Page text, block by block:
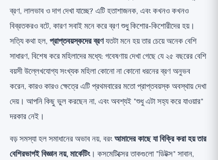
টপিকাল চিকিৎসার ভিত্তিপ্রস্তর যা সত্যিই কাজ করে (🟢)
কিভাবে ব্যবহার করবেন যাতে ত্বক শুষ্ক না হয়
মহিলাদের হরমোনজনিত ব্রণ: ডাক্তারের মাধ্যমে বিকল্প (🟢)
খাদ্যাভ্যাস এবং জীবনযাত্রা: সত্যই কী জানা যায়, সৎভাবে
(🟡)
গুরুতর সিস্টিক ব্রণ এবং আইসোট্রেটিনোইন: সম্পূর্ণ সৎভাবে
(শুধুমাত্র চর্মরোগ বিশেষজ্ঞের মাধ্যমে)
সারসংক্ষেপ এবং কর্ম তালিকা
ব্রণ, লালভাব ও দাগ দেখা যাচ্ছে? এটি হতাশাজনক, এবং কখনও কখনও
বিব্রতকরও বটে, কারণ সবাই মনে করে ব্রণ শুধু কিশোর-কিশোরীদের হয়।
সত্যি কথা হল, প্রাপ্তবয়স্কদের ব্রণযতটা মনে হয় তার চেয়ে অনেক বেশি
সাধারণ, বিশেষ করে মহিলাদের মধ্যে: গবেষণায় দেখা গেছে যে ২৫ বছরের বেশি
বয়সী উল্লেখযোগ্য সংখ্যক মহিলা কোনো না কোনো ধরনের ব্রণ অনুভব
করেন, কারও কারও ক্ষেত্রে এটি প্রথমবারের মতো প্রাপ্তবয়স্ক অবস্থায় দেখা
দেয়। আপনি কিছু ভুল করছেন না, এবং অবশ্যই "শুধু এটা সহ্য করে যাওয়ার"
দরকার নেই।
বড় সমস্যা হল সমাধানের অভাব নয়, বরংআমাদের কাছে যা বিক্রি করা হয় তার
বেশিরভাগই বিজ্ঞান নয়, মার্কেটিং। কসমেটিক্সের তাকগুলো "ডিটক্স" সাবান,